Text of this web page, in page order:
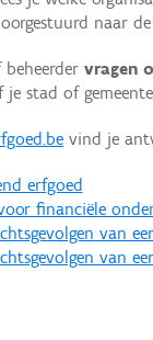
naar
beheerder vragen
stad of
vind je
erfgoed
financiële
van
van